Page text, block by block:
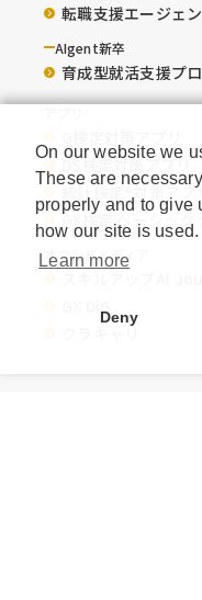
転職支援エージェ
AIgent新卒
育成型就活支援プ
DS検定対策アプリ
統計検定®︎対策アプ
GX検定 ベーシック
オウンドメディア
クラキャリ
On our website we
These are
properly and to give
how our site is used.
Learn more
Deny